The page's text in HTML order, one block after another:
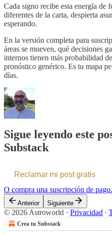
Cada signo recibe esta energía de
diferentes de la carta, despierta
esperando.
En la versión completa para
áreas se mueven, qué decisiones
internos tienen más probabilidad
pronóstico genérico. Es tu mapa
días.
Sigue leyendo este
Substack
Reclamar mi post gratis
O compra una suscripción de pago.
Anterior Siguiente
© 2026 Astroworld · Privacidad ∙
Crea tu Substack